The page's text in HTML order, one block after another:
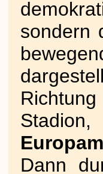
sondern
Dann